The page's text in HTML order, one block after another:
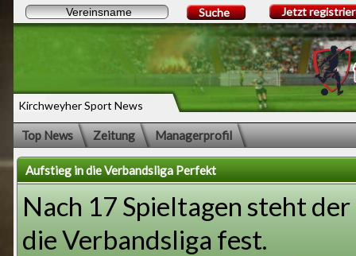
Kirchweyher Sport News
Suche Jetzt
Top News Zeitung Managerprofil
Aufstieg in die Verbandsliga Perfekt
Nach 17 Spieltagen steht
die Verbandsliga fest.